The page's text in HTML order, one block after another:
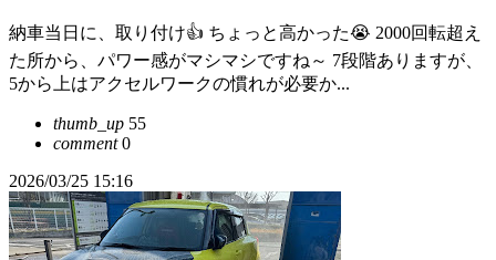
納車当日に、取り付け👍 ちょっと高かった😭 2000回転超え
た所から、パワー感がマシマシですね～ 7段階ありますが、
5から上はアクセルワークの慣れが必要か...
thumb_up 55
comment0
2026/03/25 15:16